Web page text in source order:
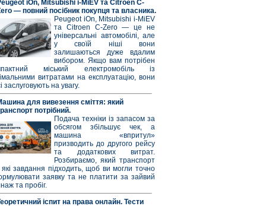
iOn, Mitsubishi i-MiEV та Citroen C-
— повний посібник покупця та власника.
Peugeot iOn, Mitsubishi i-MiEV
та Citroen C-Zero — це не
універсальні автомобілі, але
у своїй ніші вони
залишаються дуже вдалим
вибором. Якщо вам потрібен
міський електромобіль із
витратами на експлуатацію, вони
заслуговують на увагу.
для вивезення сміття: який
потрібний.
Подача техніки із запасом за
обсягом збільшує чек, а
машина «впритул»
призводить до другого рейсу
та додаткових витрат.
Розбираємо, який транспорт
які завдання підходить, щоб ви могли точно
заявку та не платити за зайвий
та пробіг.
іспит на права онлайн. Тести